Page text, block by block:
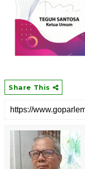
Share This